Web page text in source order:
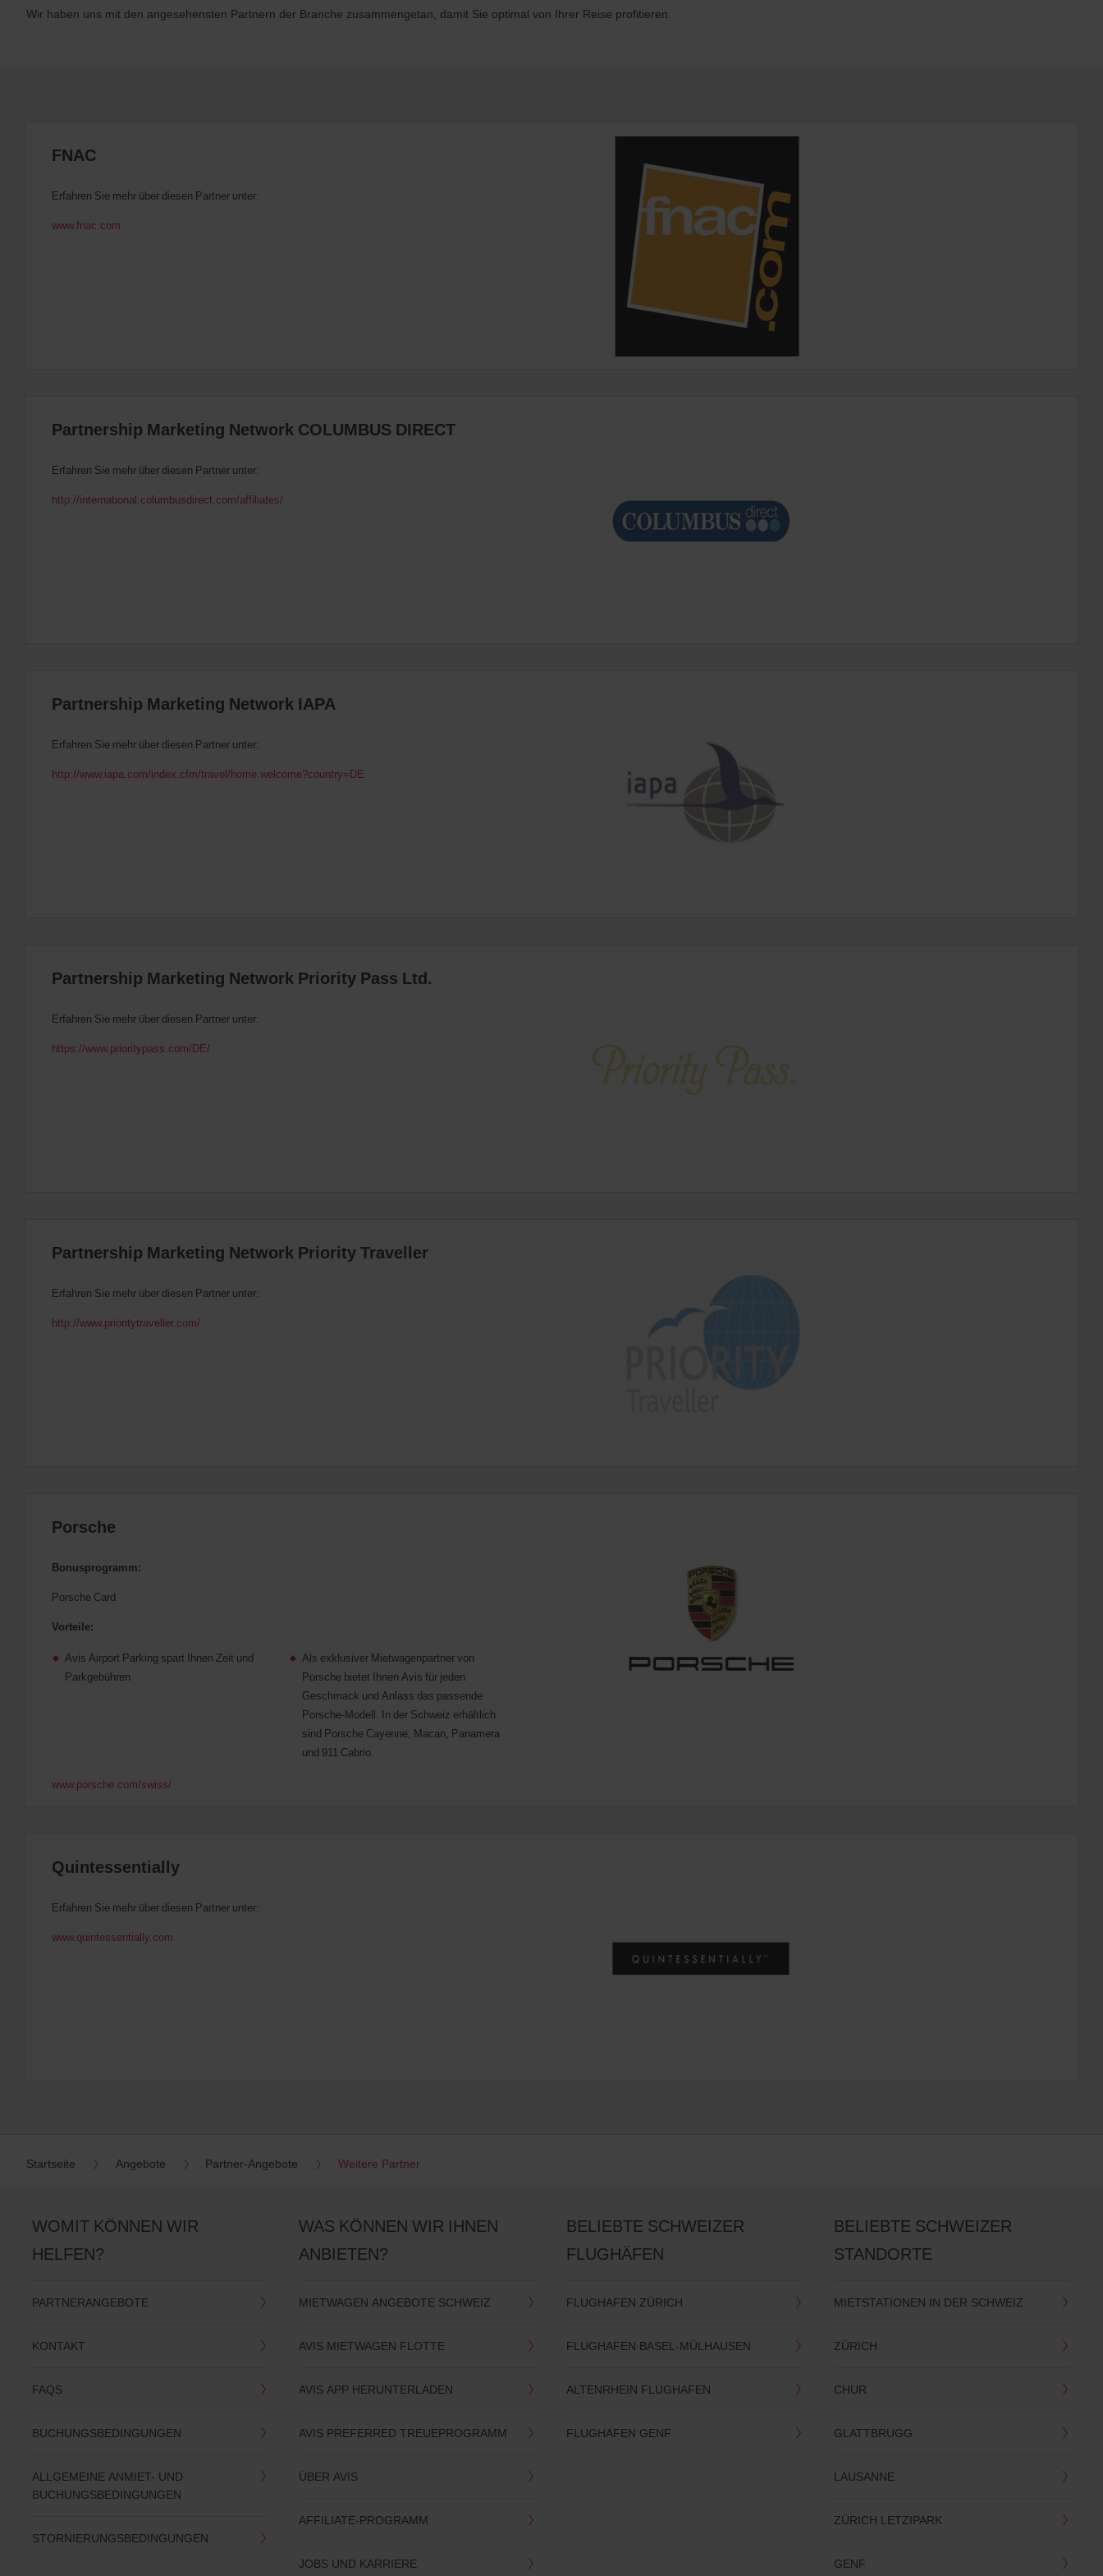
Wir haben uns mit den angesehensten Partnern der Branche zusammengetan, damit Sie optimal von Ihrer Reise profitieren.
FNAC
Erfahren Sie mehr über diesen Partner unter:
www.fnac.com
Partnership Marketing Network COLUMBUS DIRECT
Erfahren Sie mehr über diesen Partner unter:
http://international.columbusdirect.com/affiliates/
Partnership Marketing Network IAPA
Erfahren Sie mehr über diesen Partner unter:
http://www.iapa.com/index.cfm/travel/home.welcome?country=DE
Partnership Marketing Network Priority Pass Ltd.
Erfahren Sie mehr über diesen Partner unter:
https://www.prioritypass.com/DE/
Partnership Marketing Network Priority Traveller
Erfahren Sie mehr über diesen Partner unter:
http://www.prioritytraveller.com/
Porsche
Bonusprogramm:
Porsche Card
Vorteile:
Avis Airport Parking spart Ihnen Zeit und
Parkgebühren
Als exklusiver Mietwagenpartner von
Porsche bietet Ihnen Avis für jeden
Geschmack und Anlass das passende
Porsche-Modell. In der Schweiz erhältlich
sind Porsche Cayenne, Macan, Panamera
und 911 Cabrio.
www.porsche.com/swiss/
Quintessentially
Erfahren Sie mehr über diesen Partner unter:
www.quintessentially.com
Startseite Angebote Partner-Angebote Weitere Partner
WOMIT KÖNNEN WIR
HELFEN?
PARTNERANGEBOTE
KONTAKT
FAQS
BUCHUNGSBEDINGUNGEN
ALLGEMEINE ANMIET- UND
BUCHUNGSBEDINGUNGEN
STORNIERUNGSBEDINGUNGEN
WAS KÖNNEN WIR IHNEN
ANBIETEN?
MIETWAGEN ANGEBOTE SCHWEIZ
AVIS MIETWAGEN FLOTTE
AVIS APP HERUNTERLADEN
AVIS PREFERRED TREUEPROGRAMM
ÜBER AVIS
AFFILIATE-PROGRAMM
JOBS UND KARRIERE
BELIEBTE SCHWEIZER
FLUGHÄFEN
FLUGHAFEN ZÜRICH
FLUGHAFEN BASEL-MÜLHAUSEN
ALTENRHEIN FLUGHAFEN
FLUGHAFEN GENF
BELIEBTE SCHWEIZER
STANDORTE
MIETSTATIONEN IN DER SCHWEIZ
ZÜRICH
CHUR
GLATTBRUGG
LAUSANNE
ZÜRICH LETZIPARK
GENF